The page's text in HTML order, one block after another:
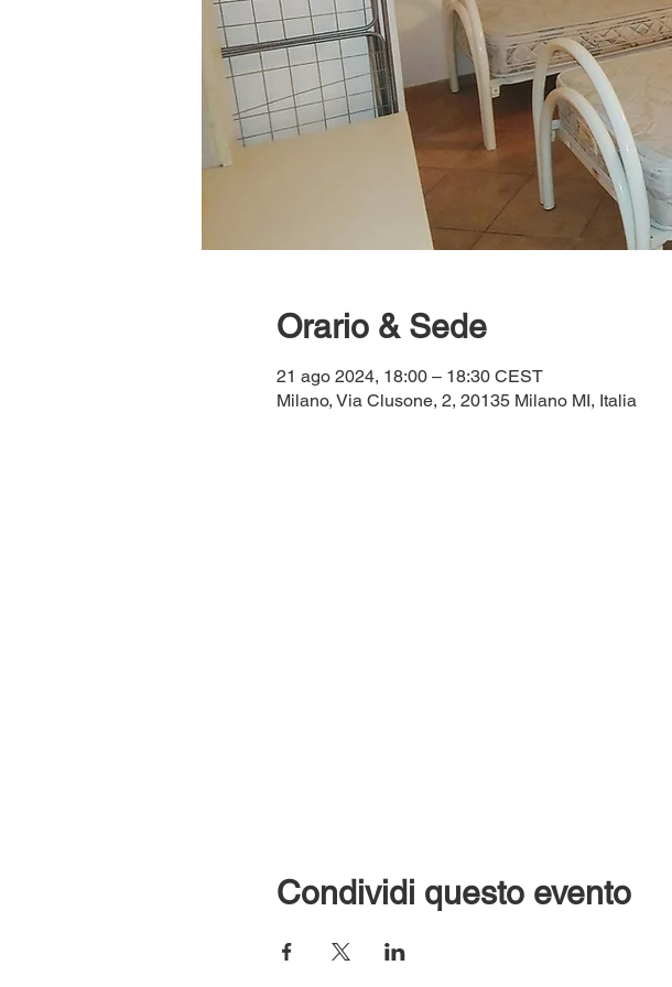
Orario & Sede
21 ago 2024, 18:00 – 18:30 CEST
Milano, Via Clusone, 2, 20135 Milano MI, Italia
Condividi questo evento